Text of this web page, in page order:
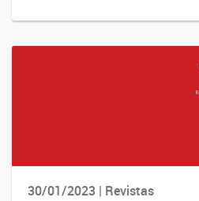
30/01/2023 | Revistas